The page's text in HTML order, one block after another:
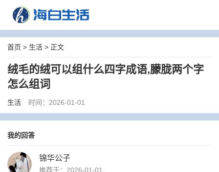
首页 > 生活 > 正文
绒毛的绒可以组什么四字成语,朦胧两个字
怎么组词
生活 时间：2026-01-01
我的回答
锦华公子
推荐于：2026-01-01